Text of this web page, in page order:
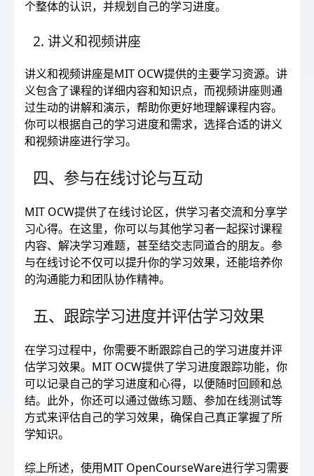
个整体的认识，并规划自己的学习进度。
2. 讲义和视频讲座
讲义和视频讲座是MIT OCW提供的主要学习资源。讲
义包含了课程的详细内容和知识点，而视频讲座则通
过生动的讲解和演示，帮助你更好地理解课程内容。
你可以根据自己的学习进度和需求，选择合适的讲义
和视频讲座进行学习。
四、参与在线讨论与互动
MIT OCW提供了在线讨论区，供学习者交流和分享学
习心得。在这里，你可以与其他学习者一起探讨课程
内容、解决学习难题，甚至结交志同道合的朋友。参
与在线讨论不仅可以提升你的学习效果，还能培养你
的沟通能力和团队协作精神。
五、跟踪学习进度并评估学习效果
在学习过程中，你需要不断跟踪自己的学习进度并评
估学习效果。MIT OCW提供了学习进度跟踪功能，你
可以记录自己的学习进度和心得，以便随时回顾和总
结。此外，你还可以通过做练习题、参加在线测试等
方式来评估自己的学习效果，确保自己真正掌握了所
学知识。
综上所述，使用MIT OpenCourseWare进行学习需要